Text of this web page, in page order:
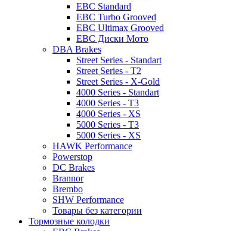
EBC Standard
EBC Turbo Grooved
EBC Ultimax Grooved
EBC Диски Мото
DBA Brakes
Street Series - Standart
Street Series - T2
Street Series - X-Gold
4000 Series - Standart
4000 Series - T3
4000 Series - XS
5000 Series - T3
5000 Series - XS
HAWK Performance
Powerstop
DC Brakes
Brannor
Brembo
SHW Performance
Товары без категории
Тормозные колодки